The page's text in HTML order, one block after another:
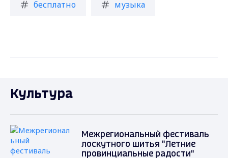
бесплатно музыка
Культура
Межрегиональный фестиваль
лоскутного шитья "Летние
провинциальные радости"